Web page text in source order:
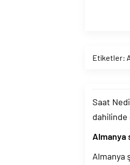
Etiketler:
Saat
dahilinde
Almanya
Almanya